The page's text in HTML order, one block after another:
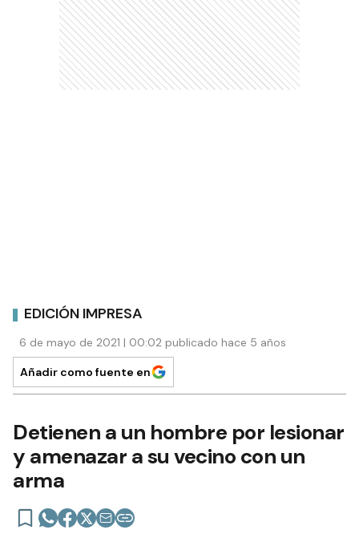
EDICIÓN IMPRESA
6 de mayo de 2021 | 00:02 publicado hace 5 años
Añadir como fuente en
Detienen a un hombre por lesionar
y amenazar a su vecino con un
arma